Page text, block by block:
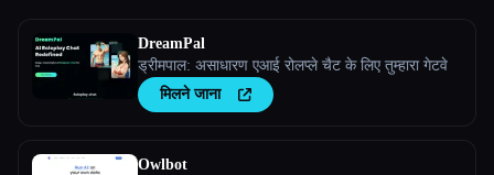
DreamPal
ड्रीमपाल: असाधारण एआई रोलप्ले चैट के लिए तुम्हारा गेटवे
मिलने जाना
Owlbot